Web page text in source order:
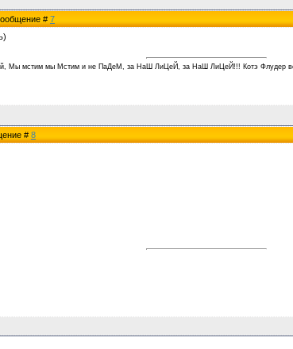
# 7
Мы мстим мы Мстим и не ПаДеМ, за НаШ ЛиЦеЙ, за НаШ ЛиЦеЙ!!! Котэ Флудер
# 8